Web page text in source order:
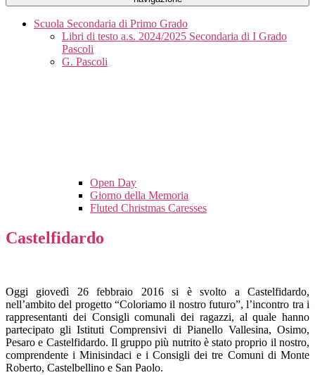
Scuola Secondaria di Primo Grado
Libri di testo a.s. 2024/2025 Secondaria di I Grado
Pascoli
G. Pascoli
Open Day
Giorno della Memoria
Fluted Christmas Caresses
Castelfidardo
Oggi giovedì 26 febbraio 2016 si è svolto a Castelfidardo,
nell’ambito del progetto “Coloriamo il nostro futuro”, l’incontro tra i
rappresentanti dei Consigli comunali dei ragazzi, al quale hanno
partecipato gli Istituti Comprensivi di Pianello Vallesina, Osimo,
Pesaro e Castelfidardo. Il gruppo più nutrito è stato proprio il nostro,
comprendente i Minisindaci e i Consigli dei tre Comuni di Monte
Roberto, Castelbellino e San Paolo.